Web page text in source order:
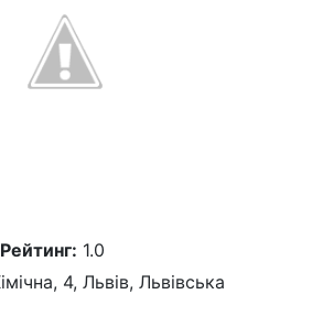
Рейтинг: 1.0
4, Львів, Львівська